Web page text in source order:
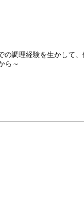
調理経験を生かして
ら～